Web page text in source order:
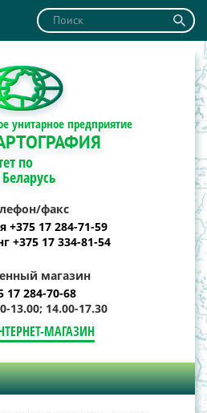
унитарное предприятие
по
факс
+375 17 284-71-59
+375 17 334-81-54
магазин
17 284-70-68
13.00; 14.00-17.30
МАГАЗИН